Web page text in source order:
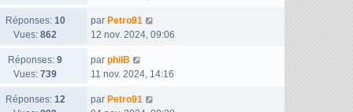
a
gs
a
g
r
m
s
a
n
i
r
m
s
Réponses: 10
Vues: 862
D
e
n
i
r
par Petro91
12 nov. 2024, 09:06
Réponses: 9
Vues: 739
D
e
n
par philB
11 nov. 2024, 14:16
Réponses: 12
D
par Petro91